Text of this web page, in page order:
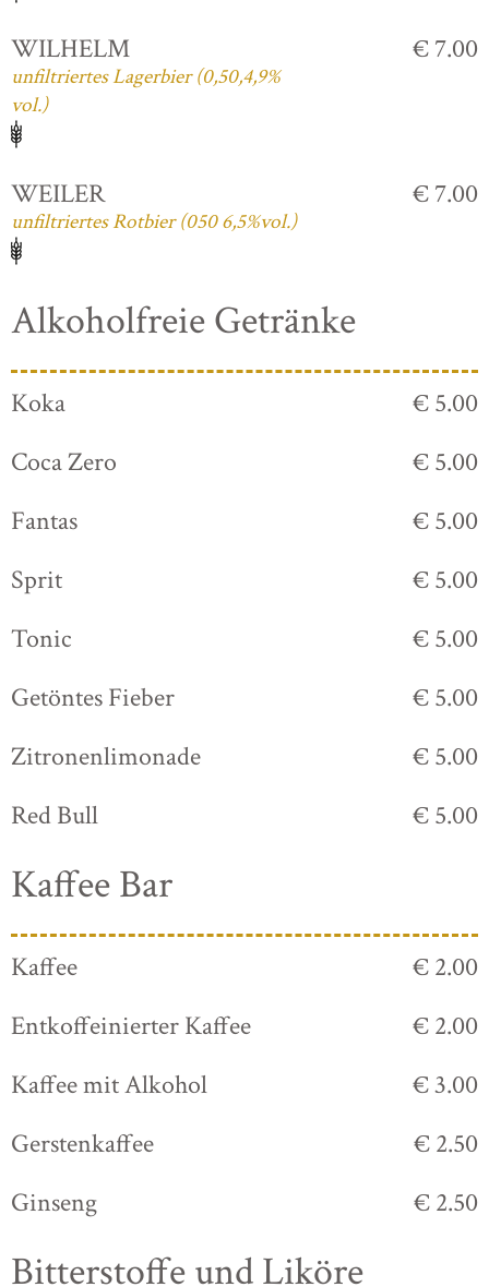
WILHELM
unfiltriertes Lagerbier (0,50,4,9%
vol.)
€ 7.00
WEILER
unfiltriertes Rotbier (050 6,5%vol.)
€ 7.00
Alkoholfreie Getränke
Koka
€ 5.00
Coca Zero
€ 5.00
Fantas
€ 5.00
Sprit
€ 5.00
Tonic
€ 5.00
Getöntes Fieber
€ 5.00
Zitronenlimonade
€ 5.00
Red Bull
€ 5.00
Kaffee Bar
Kaffee
€ 2.00
Entkoffeinierter Kaffee
€ 2.00
Kaffee mit Alkohol
€ 3.00
Gerstenkaffee
€ 2.50
Ginseng
€ 2.50
Bitterstoffe und Liköre